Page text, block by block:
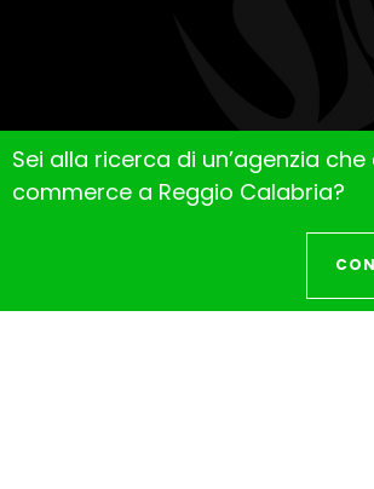
Sei alla ricerca di un’agenzia
commerce a Reggio Calabria?